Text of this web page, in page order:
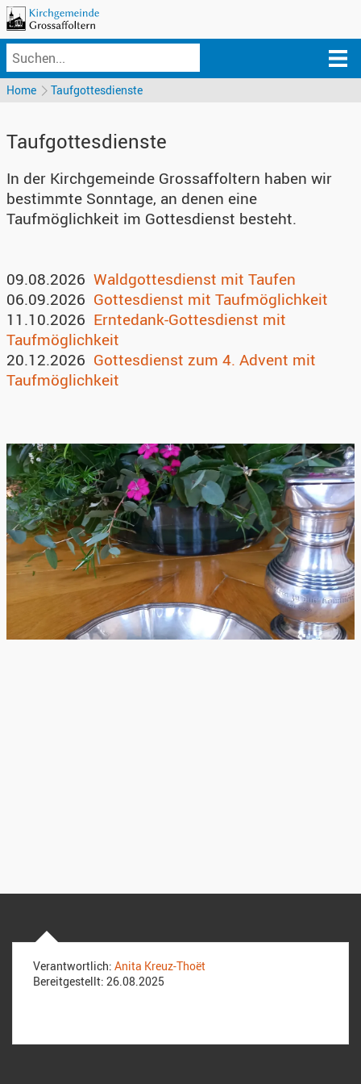
Home Taufgottesdienste
Taufgottesdienste
In der Kirchgemeinde Grossaffoltern haben wir
bestimmte Sonntage, an denen eine
Taufmöglichkeit im Gottesdienst besteht.
09.08.2026 Waldgottesdienst mit Taufen
06.09.2026 Gottesdienst mit Taufmöglichkeit
11.10.2026 Erntedank-Gottesdienst mit
Taufmöglichkeit
20.12.2026 Gottesdienst zum 4. Advent mit
Taufmöglichkeit
Verantwortlich: Anita Kreuz-Thoët
Bereitgestellt: 26.08.2025